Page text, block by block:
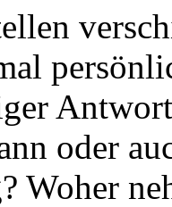
oder
Woher